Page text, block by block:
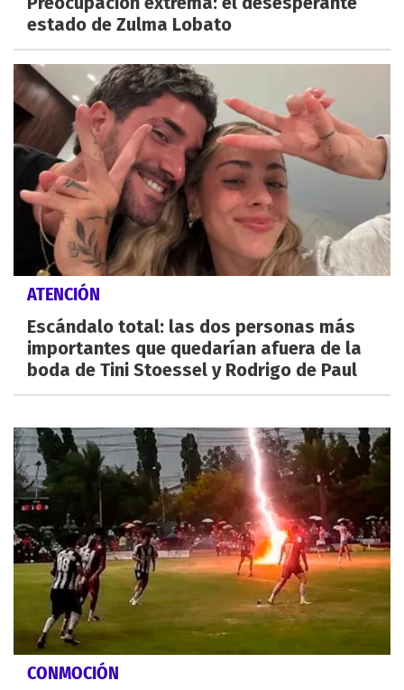
estado de Zulma Lobato
ATENCIÓN
Escándalo total: las dos personas más
importantes que quedarían afuera de la
boda de Tini Stoessel y Rodrigo de Paul
CONMOCIÓN